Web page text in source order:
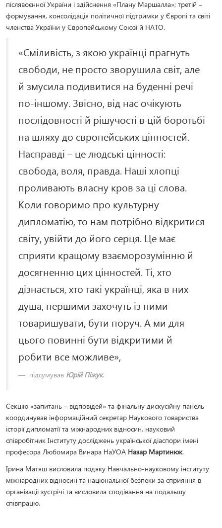
післявоєнної України і здійснення «Плану Маршалла»; третій –
формування, консолідація політичної підтримки у Європі та світі
членства України у Європейському Союзі й НАТО.
«Сміливість, з якою українці прагнуть
свободи, не просто зворушила світ, але
й змусила подивитися на буденні речі
по-іншому. Звісно, від нас очікують
послідовності й рішучості в цій боротьбі
на шляху до європейських цінностей.
Насправді – це людські цінності:
свобода, воля, правда. Наші хлопці
проливають власну кров за ці слова.
Коли говоримо про культурну
дипломатію, то нам потрібно відкритися
світу, увійти до його серця. Це має
сприяти кращому взаєморозумінню й
досягненню цих цінностей. Ті, хто
дізнається, хто такі українці, яка в них
душа, першими захочуть із ними
товаришувати, бути поруч. А ми для
цього повинні бути відкритими й
робити все можливе»,
підсумував Юрій Піжук.
Секцію «запитань – відповідей» та фінальну дискусійну панель
координував інформаційний секретар Наукового товариства
історії дипломатії та міжнародних відносин, науковий
співробітник Інституту досліджень української діаспори імені
професора Любомира Винара НаУОА Назар Мартинюк.
Ірина Матяш висловила подяку Навчально-науковому інституту
міжнародних відносин та національної безпеки за сприяння в
організації зустрічі та висловила сподівання на подальшу
співпрацю.